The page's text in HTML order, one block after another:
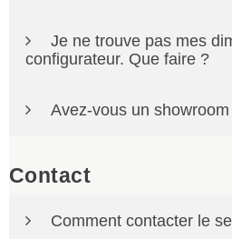
exigences applicables à leur
Je ne trouve pas mes
configurateur. Que faire ?
au
02 97 32 76 11pour une
Avez-vous un
notre équipe peut vous orienter
Contact
Comment contacter le